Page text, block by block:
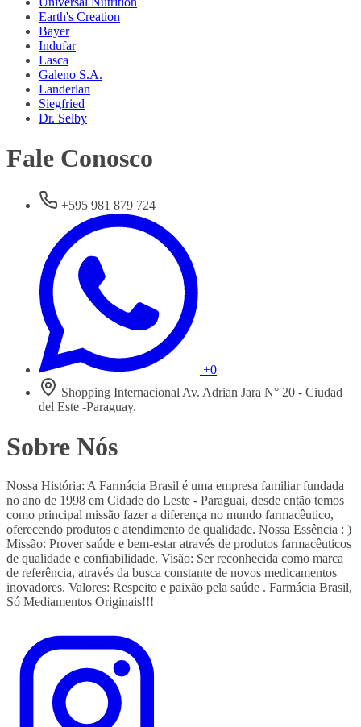
Earth's Creation
Bayer
Indufar
Lasca
Galeno S.A.
Landerlan
Siegfried
Dr. Selby
Fale Conosco
+595 981 879 724
+0
Shopping Internacional Av. Adrian Jara N° 20 - Ciudad
del Este -Paraguay.
Sobre Nós
Nossa História: A Farmácia Brasil é uma empresa familiar fundada
no ano de 1998 em Cidade do Leste - Paraguai, desde então temos
como principal missão fazer a diferença no mundo farmacêutico,
oferecendo produtos e atendimento de qualidade. Nossa Essência : )
Missão: Prover saúde e bem-estar através de produtos farmacêuticos
de qualidade e confiabilidade. Visão: Ser reconhecida como marca
de referência, através da busca constante de novos medicamentos
inovadores. Valores: Respeito e paixão pela saúde . Farmácia Brasil,
Só Mediamentos Originais!!!